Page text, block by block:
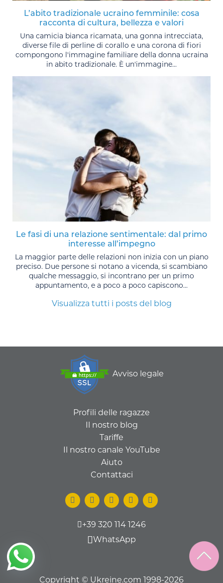
L’abito tradizionale ucraino femminile: cosa
racconta di cultura, bellezza e valori
Una camicia bianca ricamata, una gonna intrecciata,
diverse file di perline di corallo e una corona di fiori
compongono l'immagine familiare della donna ucraina
in abito tradizionale. È un'immagine...
Le fasi di una relazione sentimentale: dal primo
interesse all’impegno
La maggior parte delle relazioni non inizia con un piano
preciso. Due persone si notano a vicenda, si scambiano
qualche messaggio, si incontrano per un primo
appuntamento, e a poco a poco capiscono...
Visualizza tutti i posts del blog
Avviso legale
Profili delle ragazze
Il nostro blog
Tariffe
Il nostro canale YouTube
Aiuto
Contattaci
+39 320 114 1246
WhatsApp
Copyright © Ukreine.com 1998-2026